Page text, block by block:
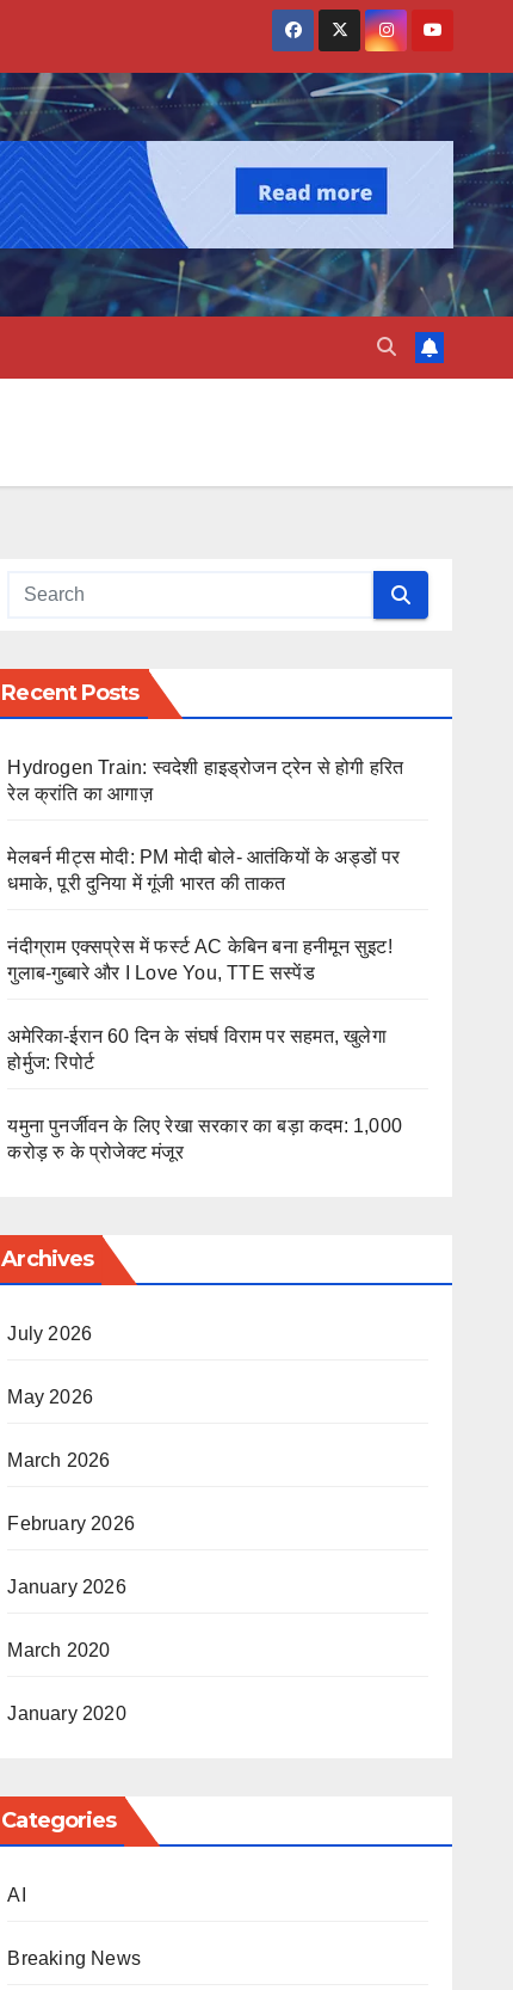
Recent Posts
Hydrogen Train: स्वदेशी हाइड्रोजन ट्रेन से होगी हरित
रेल क्रांति का आगाज़
मेलबर्न मीट्स मोदी: PM मोदी बोले- आतंकियों के अड्डों पर
धमाके, पूरी दुनिया में गूंजी भारत की ताकत
नंदीग्राम एक्सप्रेस में फर्स्ट AC केबिन बना हनीमून सुइट!
गुलाब-गुब्बारे और I Love You, TTE सस्पेंड
अमेरिका-ईरान 60 दिन के संघर्ष विराम पर सहमत, खुलेगा
होर्मुज: रिपोर्ट
यमुना पुनर्जीवन के लिए रेखा सरकार का बड़ा कदम: 1,000
करोड़ रु के प्रोजेक्ट मंजूर
Archives
July 2026
May 2026
March 2026
February 2026
January 2026
March 2020
January 2020
Categories
AI
Breaking News